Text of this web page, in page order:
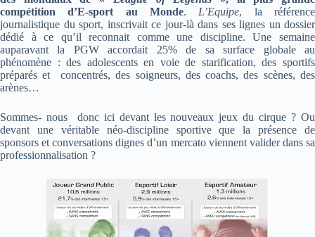
compétition d’E-sport au Monde. L’Equipe, la référence
journalistique du sport, inscrivait ce jour-là dans ses lignes un dossier
dédié à ce qu’il reconnait comme une discipline. Une semaine
auparavant la PGW accordait 25% de sa surface globale au
phénomène : des adolescents en voie de starification, des sportifs
préparés et concentrés, des soigneurs, des coachs, des scènes, des
arènes…
Sommes- nous donc ici devant les nouveaux jeux du cirque ? Ou
devant une véritable néo-discipline sportive que la présence de
sponsors et conversations dignes d’un mercato viennent valider dans sa
professionnalisation ?